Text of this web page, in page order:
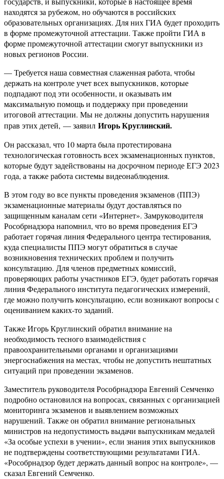
находятся за рубежом, но обучаются в российских
образовательных организациях. Для них ГИА будет проходить
в форме промежуточной аттестации. Также пройти ГИА в
форме промежуточной аттестации смогут выпускники из
новых регионов России.
— Требуется наша совместная слаженная работа, чтобы
держать на контроле учет всех выпускников, которые
подпадают под эти особенности, и оказывать им
максимальную помощь и поддержку при проведении
итоговой аттестации. Мы не должны допустить нарушения
прав этих детей, — заявил Игорь Круглинский.
Он рассказал, что 10 марта была протестирована
технологическая готовность всех экзаменационных пунктов,
которые будут задействованы на досрочном периоде ЕГЭ 2023
года, а также работа системы видеонаблюдения.
В этом году во все пункты проведения экзаменов (ППЭ)
экзаменационные материалы будут доставляться по
защищенным каналам сети «Интернет». Замруководителя
Рособрнадзора напомнил, что во время проведения ЕГЭ
работает горячая линия Федерального центра тестирования,
куда специалисты ППЭ могут обратиться в случае
возникновения технических проблем и получить
консультацию. Для членов предметных комиссий,
проверяющих работы участников ЕГЭ, будет работать горячая
линия Федерального института педагогических измерений,
где можно получить консультацию, если возникают вопросы с
оцениванием каких-то заданий.
Также Игорь Круглинский обратил внимание на
необходимость тесного взаимодействия с
правоохранительными органами и организациями
энергоснабжения на местах, чтобы не допустить нештатных
ситуаций при проведении экзаменов.
Заместитель руководителя Рособрнадзора Евгений Семченко
подробно остановился на вопросах, связанных с организацией
мониторинга экзаменов и выявлением возможных
нарушений. Также он обратил внимание региональных
министров на недопустимость выдачи выпускникам медалей
«За особые успехи в учении», если знания этих выпускников
не подтверждены соответствующими результатами ГИА.
«Рособрнадзор будет держать данный вопрос на контроле», —
сказал Евгений Семченко.